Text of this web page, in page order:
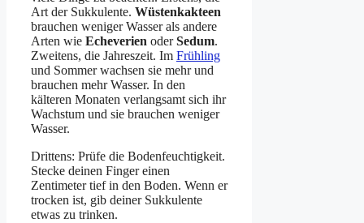
Art der Sukkulente. Wüstenkakteen
brauchen weniger Wasser als andere
Arten wie Echeverien oderSedum.
Zweitens, die Jahreszeit. Im Frühling
und Sommer wachsen sie mehr und
brauchen mehr Wasser. In den
kälteren Monaten verlangsamt sich ihr
Wachstum und sie brauchen weniger
Wasser.
Drittens: Prüfe die Bodenfeuchtigkeit.
Stecke deinen Finger einen
Zentimeter tief in den Boden. Wenn er
trocken ist, gib deiner Sukkulente
etwas zu trinken.